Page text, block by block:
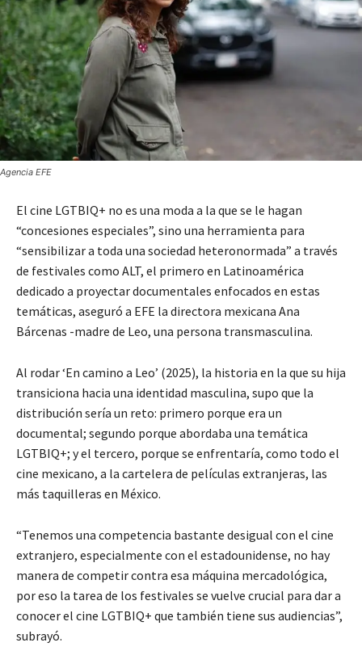
Agencia EFE
El cine LGTBIQ+ no es una moda a la que se le hagan
“concesiones especiales”, sino una herramienta para
“sensibilizar a toda una sociedad heteronormada” a través
de festivales como ALT, el primero en Latinoamérica
dedicado a proyectar documentales enfocados en estas
temáticas, aseguró a EFE la directora mexicana Ana
Bárcenas -madre de Leo, una persona transmasculina.
Al rodar ‘En camino a Leo’ (2025), la historia en la que su hija
transiciona hacia una identidad masculina, supo que la
distribución sería un reto: primero porque era un
documental; segundo porque abordaba una temática
LGTBIQ+; y el tercero, porque se enfrentaría, como todo el
cine mexicano, a la cartelera de películas extranjeras, las
más taquilleras en México.
“Tenemos una competencia bastante desigual con el cine
extranjero, especialmente con el estadounidense, no hay
manera de competir contra esa máquina mercadológica,
por eso la tarea de los festivales se vuelve crucial para dar a
conocer el cine LGTBIQ+ que también tiene sus audiencias”,
subrayó.